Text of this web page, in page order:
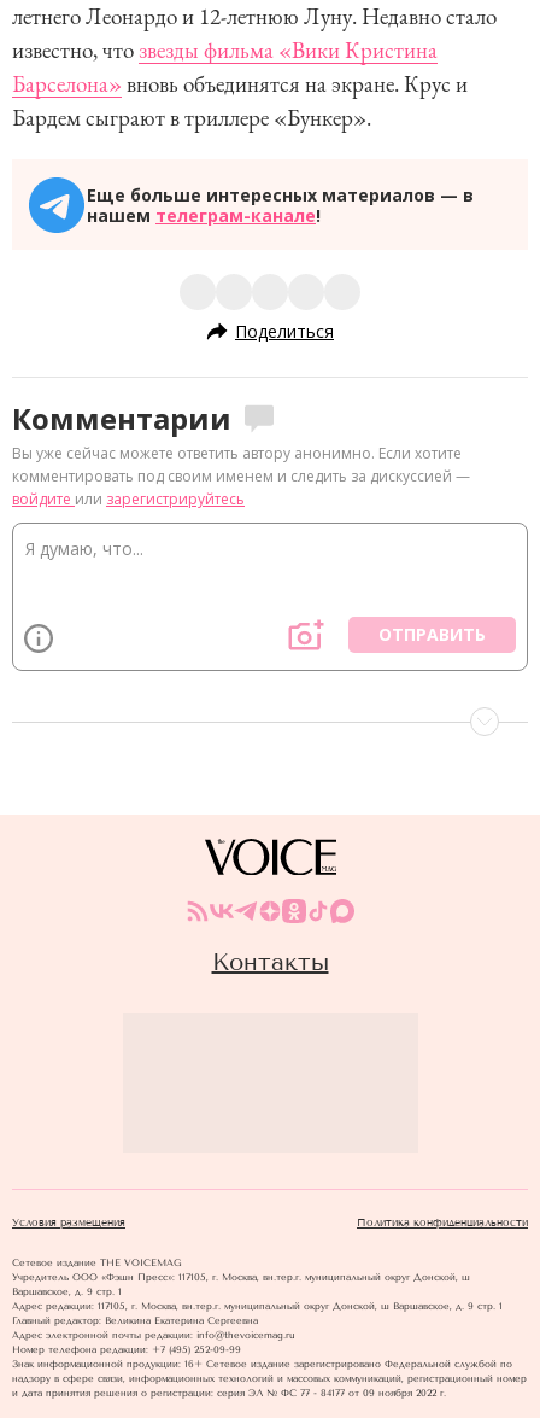
летнего Леонардо и 12-летнюю Луну. Недавно стало
известно, что звезды фильма «Вики Кристина
Барселона» вновь объединятся на экране. Крус и
Бардем сыграют в триллере «Бункер».
Еще больше интересных материалов — в
нашем телеграм-канале!
Поделиться
Комментарии
Вы уже сейчас можете ответить автору анонимно. Если хотите
комментировать под своим именем и следить за дискуссией —
войдите или зарегистрируйтесь
ОТПРАВИТЬ
Контакты
Условия размещения Политика конфиденциальности
Сетевое издание THE VOICEMAG
Учредитель ООО «Фэшн Пресс»: 117105, г. Москва, вн.тер.г. муниципальный округ Донской, ш
Варшавское, д. 9 стр. 1
Адрес редакции: 117105, г. Москва, вн.тер.г. муниципальный округ Донской, ш Варшавское, д. 9 стр. 1
Главный редактор: Великина Екатерина Сергеевна
Адрес электронной почты редакции: info@thevoicemag.ru
Номер телефона редакции: +7 (495) 252-09-99
Знак информационной продукции: 16+ Cетевое издание зарегистрировано Федеральной службой по
надзору в сфере связи, информационных технологий и массовых коммуникаций, регистрационный номер
и дата принятия решения о регистрации: серия ЭЛ № ФС 77 - 84177 от 09 ноября 2022 г.